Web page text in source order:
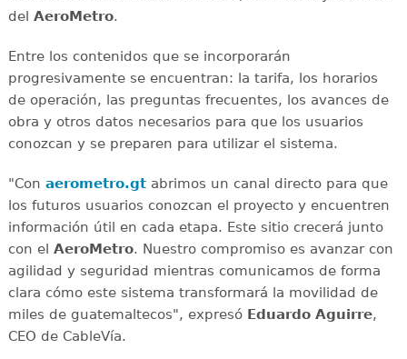
del AeroMetro.
Entre los contenidos que se incorporarán
progresivamente se encuentran: la tarifa, los horarios
de operación, las preguntas frecuentes, los avances de
obra y otros datos necesarios para que los usuarios
conozcan y se preparen para utilizar el sistema.
"Con aerometro.gtabrimos un canal directo para que
los futuros usuarios conozcan el proyecto y encuentren
información útil en cada etapa. Este sitio crecerá junto
con el AeroMetro. Nuestro compromiso es avanzar con
agilidad y seguridad mientras comunicamos de forma
clara cómo este sistema transformará la movilidad de
miles de guatemaltecos", expresó Eduardo Aguirre,
CEO de CableVía.